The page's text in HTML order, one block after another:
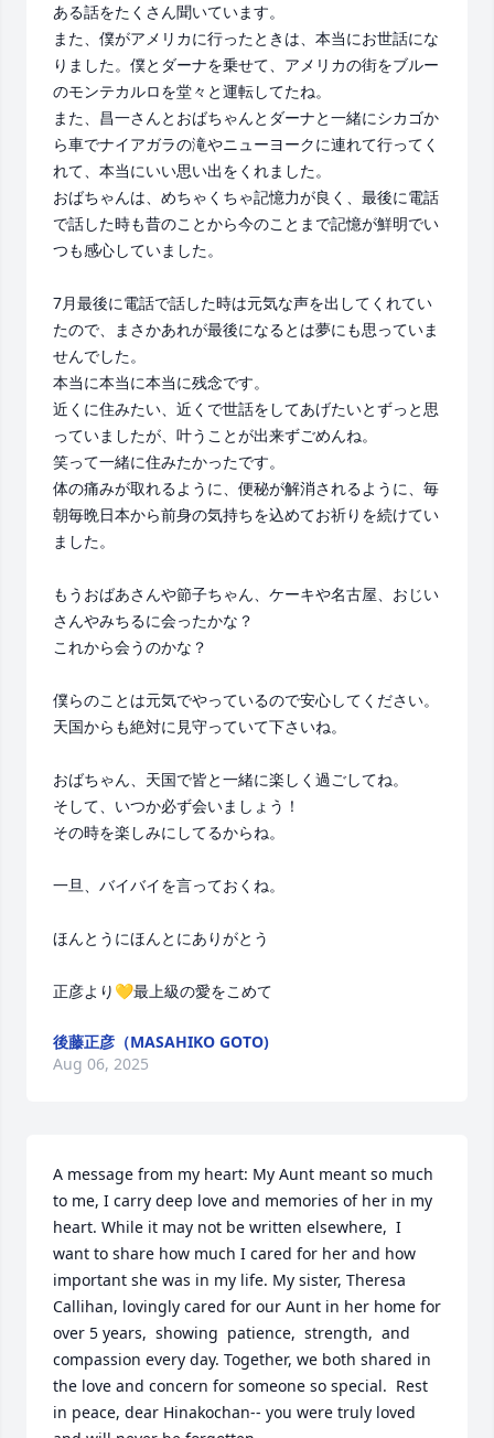
ある話をたくさん聞いています。
また、僕がアメリカに行ったときは、本当にお世話にな
りました。僕とダーナを乗せて、アメリカの街をブルー
のモンテカルロを堂々と運転してたね。
また、昌一さんとおばちゃんとダーナと一緒にシカゴか
ら車でナイアガラの滝やニューヨークに連れて行ってく
れて、本当にいい思い出をくれました。
おばちゃんは、めちゃくちゃ記憶力が良く、最後に電話
で話した時も昔のことから今のことまで記憶が鮮明でい
つも感心していました。
7月最後に電話で話した時は元気な声を出してくれてい
たので、まさかあれが最後になるとは夢にも思っていま
せんでした。
本当に本当に本当に残念です。
近くに住みたい、近くで世話をしてあげたいとずっと思
っていましたが、叶うことが出来ずごめんね。
笑って一緒に住みたかったです。
体の痛みが取れるように、便秘が解消されるように、毎
朝毎晩日本から前身の気持ちを込めてお祈りを続けてい
ました。
もうおばあさんや節子ちゃん、ケーキや名古屋、おじい
さんやみちるに会ったかな？
これから会うのかな？
僕らのことは元気でやっているので安心してください。
天国からも絶対に見守っていて下さいね。
おばちゃん、天国で皆と一緒に楽しく過ごしてね。
そして、いつか必ず会いましょう！
その時を楽しみにしてるからね。
一旦、バイバイを言っておくね。
ほんとうにほんとにありがとう
正彦より💛最上級の愛をこめて
後藤正彦（MASAHIKO GOTO)
Aug 06, 2025
A message from my heart: My Aunt meant so much
to me, I carry deep love and memories of her in my
heart. While it may not be written elsewhere,  I
want to share how much I cared for her and how
important she was in my life. My sister, Theresa
Callihan, lovingly cared for our Aunt in her home for
over 5 years,  showing  patience,  strength,  and
compassion every day. Together, we both shared in
the love and concern for someone so special.  Rest
in peace, dear Hinakochan-- you were truly loved